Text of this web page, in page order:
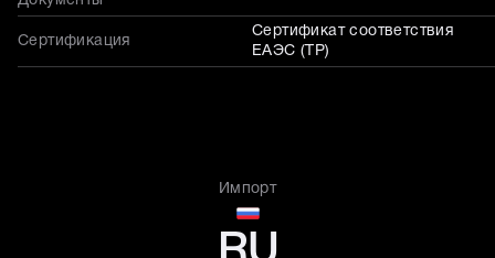
Сертификация
Сертификат соответствия
ЕАЭС (ТР)
Импорт